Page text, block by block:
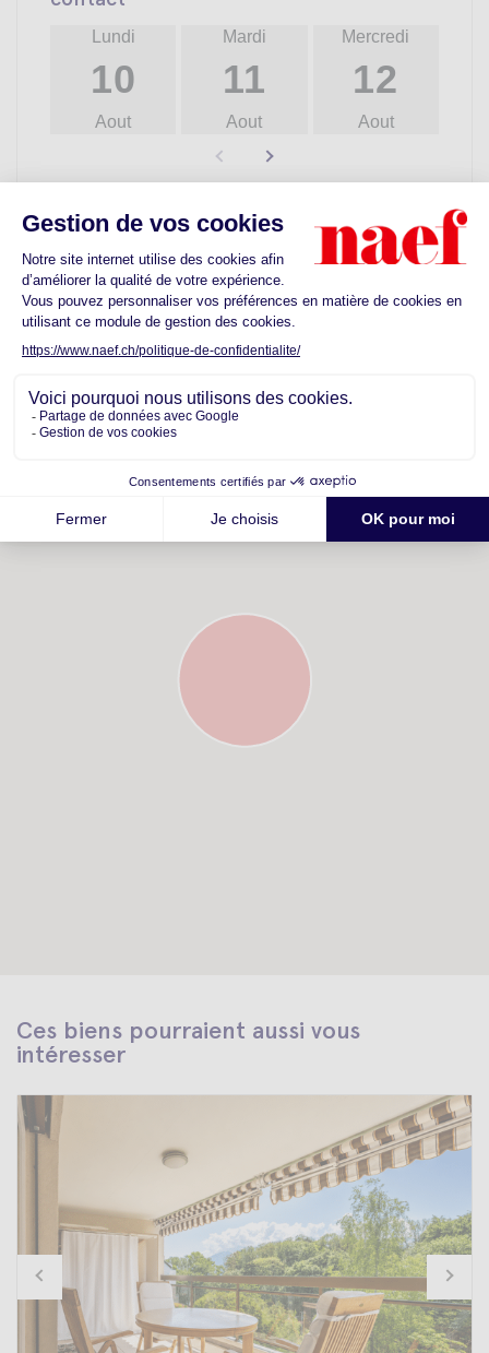
Lundi
10
Aout
Mardi
11
Aout
Mercredi
12
Aout
Découvrez les commodités proches de
votre futur quartier
Ecoles
Ces biens pourraient aussi vous
intéresser